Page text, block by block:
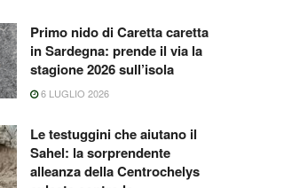
Primo nido di Caretta caretta
in Sardegna: prende il via la
stagione 2026 sull’isola
6 LUGLIO 2026
Le testuggini che aiutano il
Sahel: la sorprendente
alleanza della Centrochelys